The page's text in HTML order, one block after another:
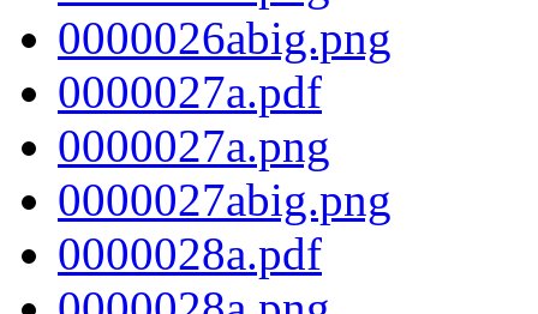
0000026abig.png
0000027a.pdf
0000027a.png
0000027abig.png
0000028a.pdf